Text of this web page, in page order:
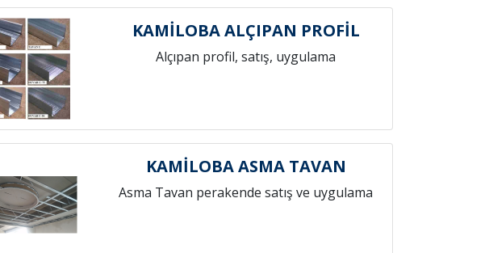
KAMİLOBA ALÇIPAN PROFİL
Alçıpan profil, satış, uygulama
KAMİLOBA ASMA TAVAN
Asma Tavan perakende satış ve uygulama